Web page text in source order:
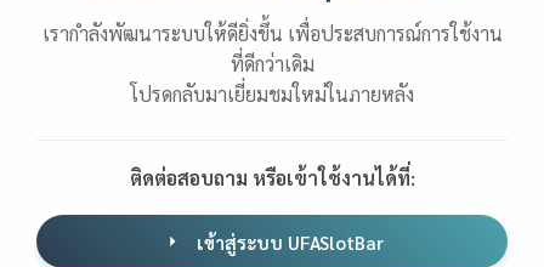
เรากำลังพัฒนาระบบให้ดียิ่งขึ้น เพื่อประสบการณ์การใช้งาน
ที่ดีกว่าเดิม
โปรดกลับมาเยี่ยมชมใหม่ในภายหลัง
ติดต่อสอบถาม หรือเข้าใช้งานได้ที่:
เข้าสู่ระบบ UFASlotBar